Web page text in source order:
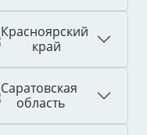
Красноярский
край
Саратовская
область